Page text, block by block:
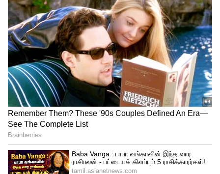
கொலையில் முடிந்த 9 வருட
கள்ளக்காதல்! குழந்தை கேட்ட காதலி
கழுத்தை அறுத்துக் கொலை